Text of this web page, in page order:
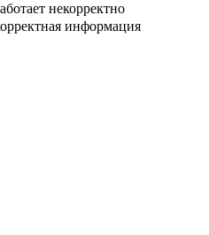
некорректно
информация